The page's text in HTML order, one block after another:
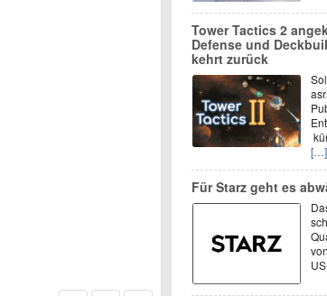
Tower Tactics 2
Defense und
kehrt zurück
[…]
Für Starz geht es